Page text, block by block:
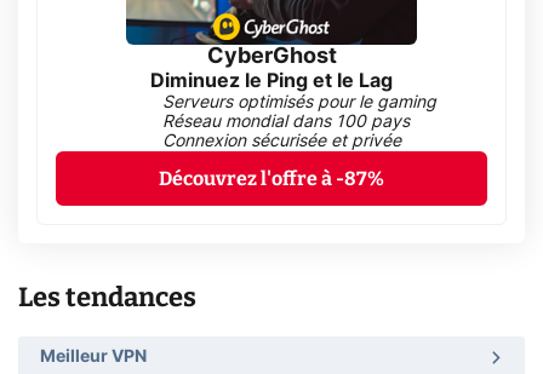
CyberGhost
Diminuez le Ping et le Lag
Serveurs optimisés pour le gaming
Réseau mondial dans 100 pays
Connexion sécurisée et privée
Découvrez l'offre à -87%
Les tendances
Meilleur VPN